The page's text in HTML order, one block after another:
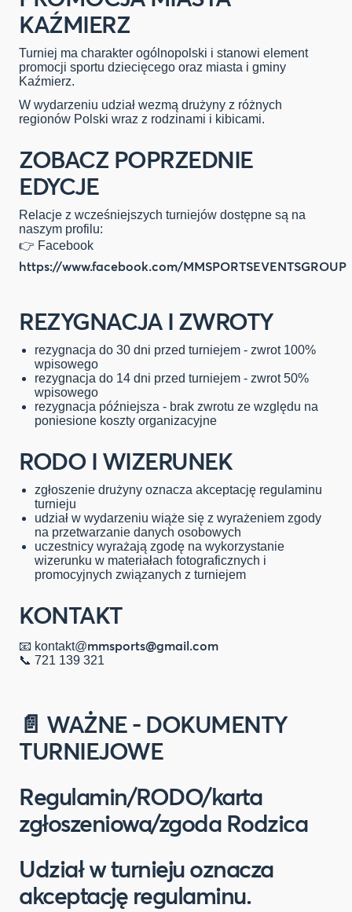
KAŹMIERZ
Turniej ma charakter ogólnopolski i stanowi element
promocji sportu dziecięcego oraz miasta i gminy
Kaźmierz.
W wydarzeniu udział wezmą drużyny z różnych
regionów Polski wraz z rodzinami i kibicami.
ZOBACZ POPRZEDNIE
EDYCJE
Relacje z wcześniejszych turniejów dostępne są na
naszym profilu:
👉 Facebook
https://www.facebook.com/MMSPORTSEVENTSGROUP
REZYGNACJA I ZWROTY
rezygnacja do 30 dni przed turniejem - zwrot 100%
wpisowego
rezygnacja do 14 dni przed turniejem - zwrot 50%
wpisowego
rezygnacja późniejsza - brak zwrotu ze względu na
poniesione koszty organizacyjne
RODO I WIZERUNEK
zgłoszenie drużyny oznacza akceptację regulaminu
turnieju
udział w wydarzeniu wiąże się z wyrażeniem zgody
na przetwarzanie danych osobowych
uczestnicy wyrażają zgodę na wykorzystanie
wizerunku w materiałach fotograficznych i
promocyjnych związanych z turniejem
KONTAKT
📧 kontakt@mmsports@gmail.com
📞 721 139 321
📄 WAŻNE - DOKUMENTY
TURNIEJOWE
Regulamin/RODO/karta
zgłoszeniowa/zgoda Rodzica
Udział w turnieju oznacza
akceptację regulaminu.